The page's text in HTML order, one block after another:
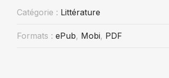
Catégorie : Littérature
Formats : ePub, Mobi, PDF